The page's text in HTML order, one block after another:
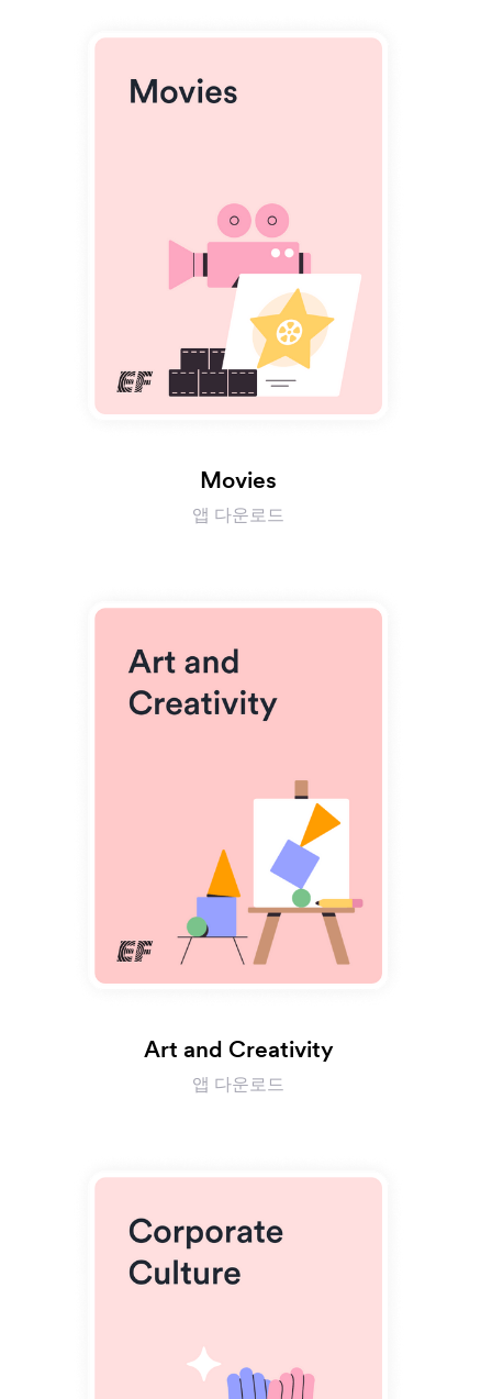
Movies
앱 다운로드
Art and Creativity
앱 다운로드